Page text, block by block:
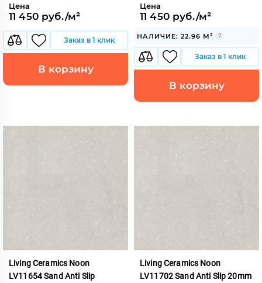
Цена
11 450 руб./м²
Заказ в 1 клик
В корзину
Цена
11 450 руб./м²
НАЛИЧИЕ: 22.96 М²
Заказ в 1 клик
В корзину
Living Ceramics Noon
LV11654 Sand Anti Slip
Living Ceramics Noon
LV11702 Sand Anti Slip 20mm